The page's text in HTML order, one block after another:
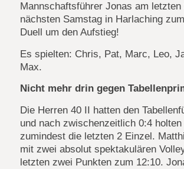
Mannschaftsführer Jonas am letzten
nächsten Samstag in Harlaching
Duell um den Aufstieg!
Es spielten: Chris, Pat, Marc, Leo,
Max.
Nicht mehr drin gegen
Die Herren 40 II hatten den
und nach zwischenzeitlich 0:4 holten
zumindest die letzten 2 Einzel.
mit zwei absolut spektakulären
letzten zwei Punkten zum 12:10.